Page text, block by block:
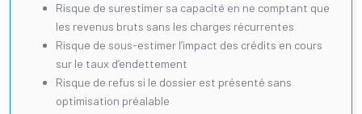
Risque de surestimer sa capacité en ne comptant que
les revenus bruts sans les charges récurrentes
Risque de sous-estimer l’impact des crédits en cours
sur le taux d’endettement
Risque de refus si le dossier est présenté sans
optimisation préalable